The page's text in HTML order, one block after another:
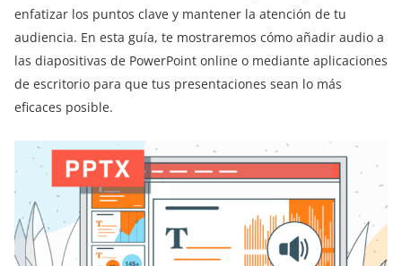
enfatizar los puntos clave y mantener la atención de tu
audiencia. En esta guía, te mostraremos cómo añadir audio a
las diapositivas de PowerPoint online o mediante aplicaciones
de escritorio para que tus presentaciones sean lo más
eficaces posible.